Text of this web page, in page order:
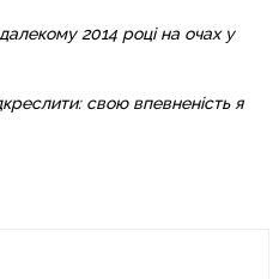
2014 році на очах у
свою впевненість я